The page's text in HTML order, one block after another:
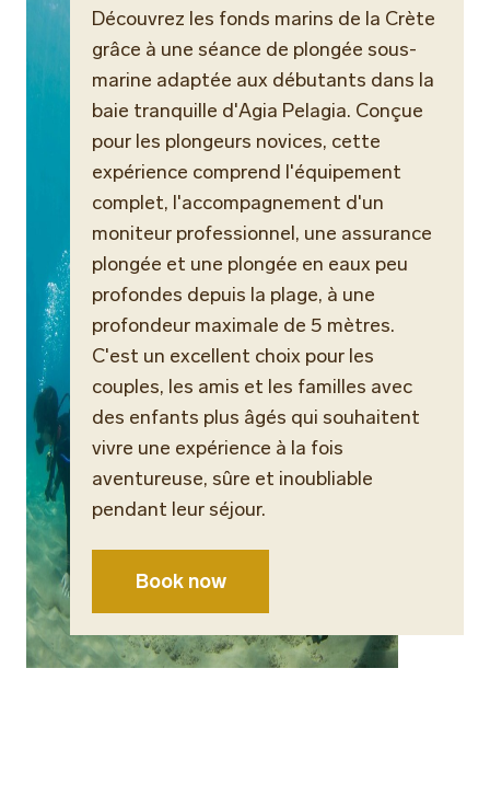
Découvrez les fonds marins de la Crète
grâce à une séance de plongée sous-
marine adaptée aux débutants dans la
baie tranquille d'Agia Pelagia. Conçue
pour les plongeurs novices, cette
expérience comprend l'équipement
complet, l'accompagnement d'un
moniteur professionnel, une assurance
plongée et une plongée en eaux peu
profondes depuis la plage, à une
profondeur maximale de 5 mètres.
C'est un excellent choix pour les
couples, les amis et les familles avec
des enfants plus âgés qui souhaitent
vivre une expérience à la fois
aventureuse, sûre et inoubliable
pendant leur séjour.
Book now